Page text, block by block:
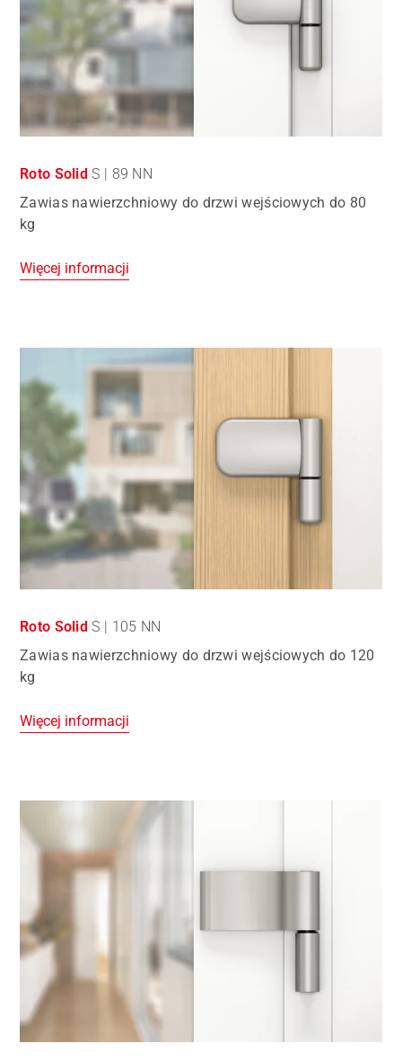
Roto Solid S | 89 NN
Zawias nawierzchniowy do drzwi wejściowych do 80
kg
Więcej informacji
Roto Solid S | 105 NN
Zawias nawierzchniowy do drzwi wejściowych do 120
kg
Więcej informacji